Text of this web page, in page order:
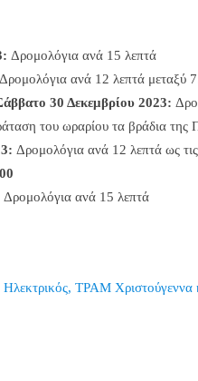
Δρομολόγια ανά 15 λεπτά
Δρομολόγια ανά 12 λεπτά μεταξύ
30 Δεκεμβρίου 2023:
του ωραρίου τα βράδια
Δρομολόγια ανά 12 λεπτά ως
Δρομολόγια ανά 15 λεπτά
ΤΡΑΜ Χριστούγεννα